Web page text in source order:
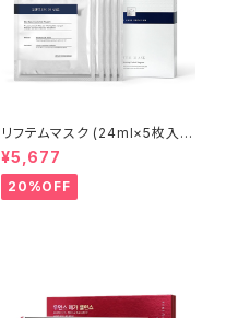
リフテムマスク (24ml×5枚入
り) | LIFTEM MASK│乾燥・シ
ワ・目の下クマケア【Rene-Cel
l】ルネセル
¥5,677
20%OFF